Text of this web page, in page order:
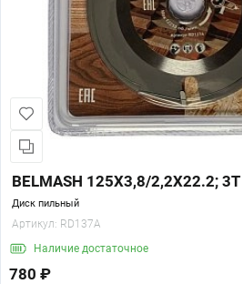
BELMASH 125X3,8/2,2X22.2; 3T
Диск пильный
Артикул: RD137A
Наличие достаточное
780 ₽